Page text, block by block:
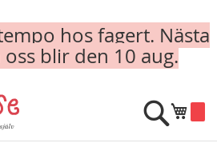
hos fagert. Nästa
blir den 10 aug.
Min
Sök